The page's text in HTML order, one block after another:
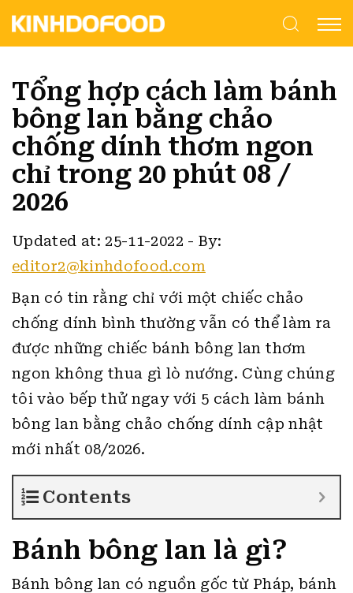
Tổng hợp cách làm bánh
bông lan bằng chảo
chống dính thơm ngon
chỉ trong 20 phút 08 /
2026
Updated at: 25-11-2022 -By:
editor2@kinhdofood.com
Bạn có tin rằng chỉ với một chiếc chảo
chống dính bình thường vẫn có thể làm ra
được những chiếc bánh bông lan thơm
ngon không thua gì lò nướng. Cùng chúng
tôi vào bếp thử ngay với 5 cách làm bánh
bông lan bằng chảo chống dính cập nhật
mới nhất 08/2026.
Contents
Bánh bông lan là gì?
Bánh bông lan có nguồn gốc từ Pháp, bánh